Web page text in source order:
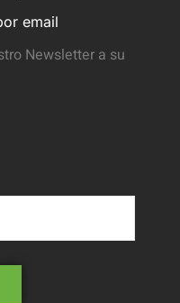
email
Newsletter a su